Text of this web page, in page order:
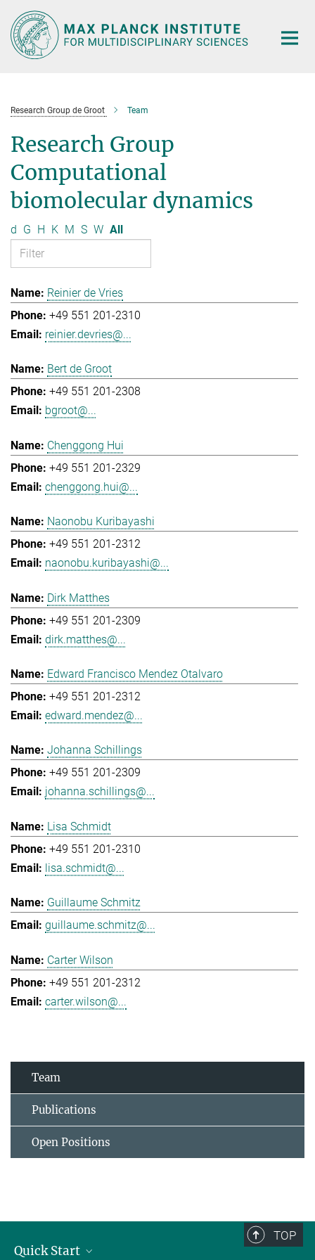
Main-
Content
Research Group de Groot Team
Research Group
Computational
biomolecular dynamics
d G H K M S W All
Reinier de Vries
+49 551 201-2310
reinier.devries@...
Bert de Groot
+49 551 201-2308
bgroot@...
Chenggong Hui
+49 551 201-2329
chenggong.hui@...
Naonobu Kuribayashi
+49 551 201-2312
naonobu.kuribayashi@...
Dirk Matthes
+49 551 201-2309
dirk.matthes@...
Edward Francisco Mendez Otalvaro
+49 551 201-2312
edward.mendez@...
Johanna Schillings
+49 551 201-2309
johanna.schillings@...
Lisa Schmidt
+49 551 201-2310
lisa.schmidt@...
Guillaume Schmitz
guillaume.schmitz@...
Carter Wilson
+49 551 201-2312
carter.wilson@...
Team
Publications
Open Positions
TOP
Quick Start